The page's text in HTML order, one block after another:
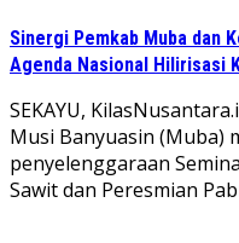
Sinergi Pemkab Muba dan
Agenda Nasional Hilirisasi
SEKAYU,
Musi Banyuasin (Muba)
penyelenggaraan
Sawit dan Peresmian